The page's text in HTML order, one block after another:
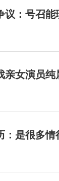
议：号召能
亲女演员纯
是很多情